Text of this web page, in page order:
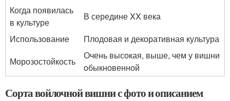
Когда появилась
в культуре
В середине XX века
Использование
Плодовая и декоративная культура
Морозостойкость
Очень высокая, выше, чем у вишни
обыкновенной
Сорта войлочной вишни с фото и описанием